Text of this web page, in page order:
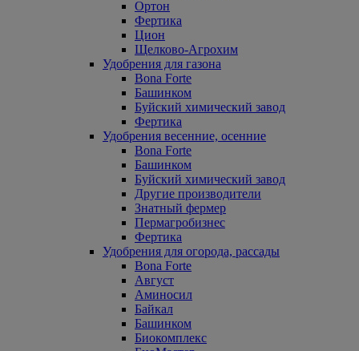
Ортон
Фертика
Цион
Щелково-Агрохим
Удобрения для газона
Bona Forte
Башинком
Буйский химический завод
Фертика
Удобрения весенние, осенние
Bona Forte
Башинком
Буйский химический завод
Другие производители
Знатный фермер
Пермагробизнес
Фертика
Удобрения для огорода, рассады
Bona Forte
Август
Аминосил
Байкал
Башинком
Биокомплекс